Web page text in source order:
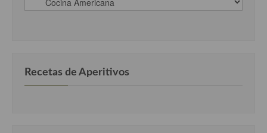
clasificadas
Recetas de Aperitivos